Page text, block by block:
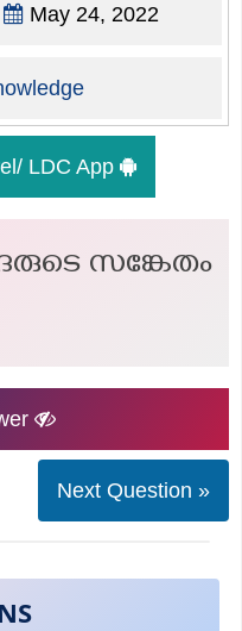
May 24, 2022
LDC App
സങ്കേതം
Next Question »